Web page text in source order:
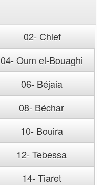
02- Chlef
04- Oum el-Bouaghi
06- Béjaia
08- Béchar
10- Bouira
12- Tebessa
14- Tiaret